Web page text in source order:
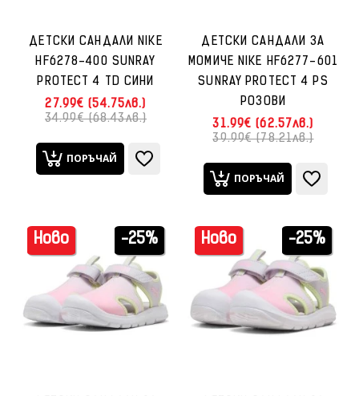
ДЕТСКИ САНДАЛИ NIKE
HF6278-400 SUNRAY
PROTECT 4 TD СИНИ
27.99€ (54.75лв.)
34.99€ (68.43лв.)
ПОРЪЧАЙ
ДЕТСКИ САНДАЛИ ЗА
МОМИЧЕ NIKE HF6277-601
SUNRAY PROTECT 4 PS
РОЗОВИ
31.99€ (62.57лв.)
39.99€ (78.21лв.)
ПОРЪЧАЙ
-25%
Ново -25%
Ново